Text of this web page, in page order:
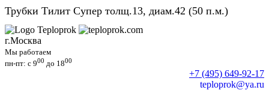
Трубки Тилит Супер толщ.13, диам.42 (50 п.м.)
г.Москва
Мы работаем
пн-пт: c 900 до 1800
+7 (495) 649-92-17
teploprok@ya.ru